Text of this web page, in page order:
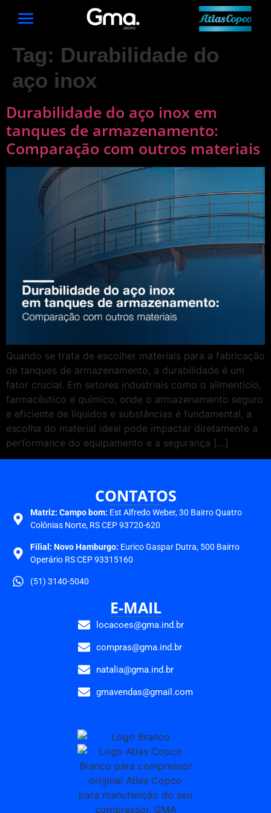
Tag: Durabilidade do
aço inox
Durabilidade do aço inox em
tanques de armazenamento:
Comparação com outros materiais
Quando se trata de escolher materiais para a fabricação
de tanques de armazenamento, a durabilidade é um
fator crucial. Em setores industriais como o alimentício,
farmacêutico e químico, onde o armazenamento seguro
e eficiente de líquidos e substâncias é fundamental, a
escolha do material ideal pode impactar diretamente a
performance do equipamento e a segurança […]
CONTATOS
Matriz: Campo bom: Est Alfredo Weber, 30 Bairro Quatro
Colônias Norte, RS CEP 93720-620
Filial: Novo Hamburgo: Eurico Gaspar Dutra, 500 Bairro
Operário RS CEP 93315160
(51) 3140-5040
E-MAIL
locacoes@gma.ind.br
compras@gma.ind.br
natalia@gma.ind.br
gmavendas@gmail.com